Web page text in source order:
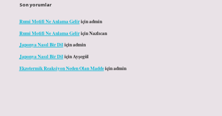
Son yorumlar
Rumi Motifi Ne Anlama Geliriçinadmin
Rumi Motifi Ne Anlama GeliriçinNazlıcan
Japonya Nasıl Bir Diliçinadmin
Japonya Nasıl Bir DiliçinAyşegül
Ekzotermik Reaksiyon Neden Olan Maddeiçinadmin